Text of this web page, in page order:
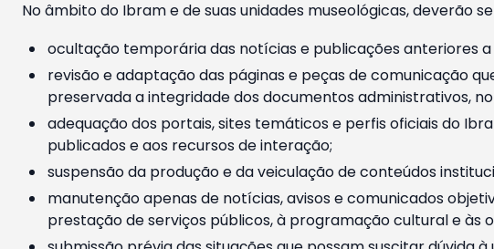
No âmbito do Ibram e de suas unidades museológicas, deverão
ocultação temporária das notícias e publicações anteriores
revisão e adaptação das páginas e peças de comunicação
preservada a integridade dos documentos administrativos,
adequação dos portais, sites temáticos e perfis oficiais do
publicados e aos recursos de interação;
suspensão da produção e da veiculação de conteúdos
manutenção apenas de notícias, avisos e comunicados
prestação de serviços públicos, à programação cultural e às